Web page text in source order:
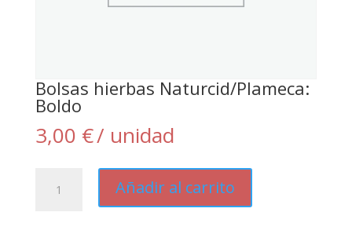
Bolsas hierbas Naturcid/Plameca:
Boldo
3,00 €/ unidad
hierbas
Añadir al carrito